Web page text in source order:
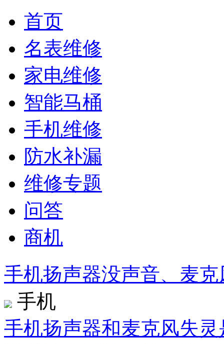
首页
名表维修
家电维修
智能马桶
手机维修
防水补漏
维修专题
问答
商机
手机扬声器没声音、麦
手机
手机扬声器和麦克风失